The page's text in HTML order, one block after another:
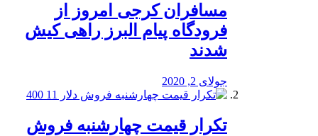
مسافران کرجی امروز از
فرودگاه پیام البرز راهی کیش
شدند
جولای 2, 2020
تکرار قیمت چهارشنبه فروش